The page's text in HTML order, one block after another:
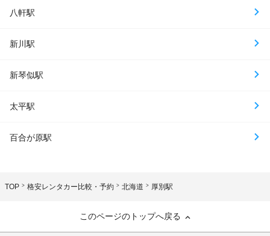
八軒駅
新川駅
新琴似駅
太平駅
百合が原駅
TOP 格安レンタカー比較・予約 北海道 厚別駅
このページのトップへ戻る